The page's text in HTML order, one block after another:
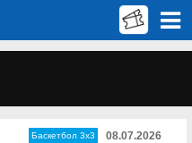
Баскетбол 3х3 08.07.2026